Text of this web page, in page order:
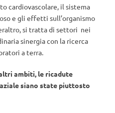
cardiovascolare, il sistema
e gli effetti sull’organismo
si tratta di settori nei
sinergia con la ricerca
a terra.
ambiti, le ricadute
siano state piuttosto